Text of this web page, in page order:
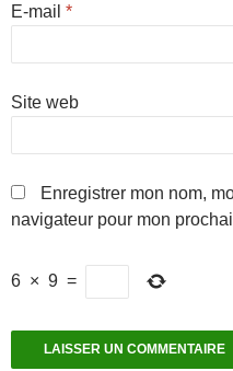
E-mail *
Site web
Enregistrer mon nom,
navigateur pour mon
6 × 9 =